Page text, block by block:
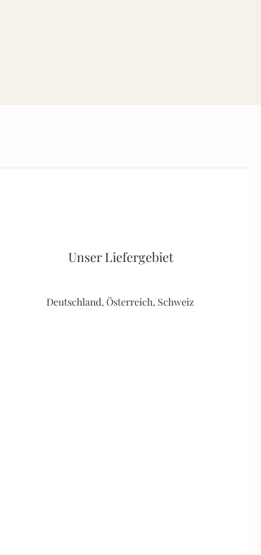
Unser Liefergebiet
Deutschland, Österreich, Schweiz